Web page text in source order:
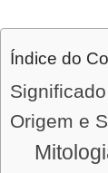
Índice do
Origem e